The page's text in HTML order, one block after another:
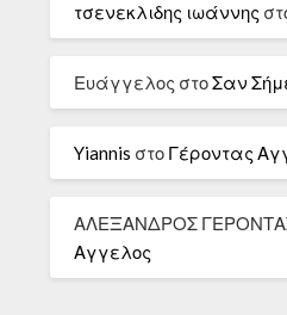
τσενεκλιδης ιωάννης
Ευάγγελος στοΣαν
Yiannis στο Γέροντας
ΑΛΕΞΑΝΔΡΟΣ
Αγγελος